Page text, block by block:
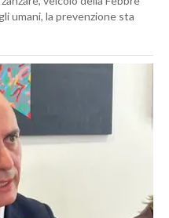
umani, la prevenzione sta